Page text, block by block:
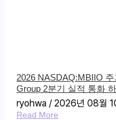
2026 NASDAQ:MBIIO
Group 2분기 실적 통화
ryohwa 2026년 08월
Read More